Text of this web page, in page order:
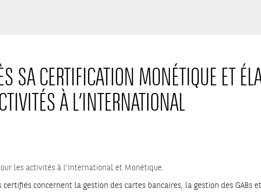
SA CERTIFICATION MONÉTIQUE ET
À L’INTERNATIONAL
les activités à l’International et Monétique.
certifiés concernent la gestion des cartes bancaires, la gestion des GABs